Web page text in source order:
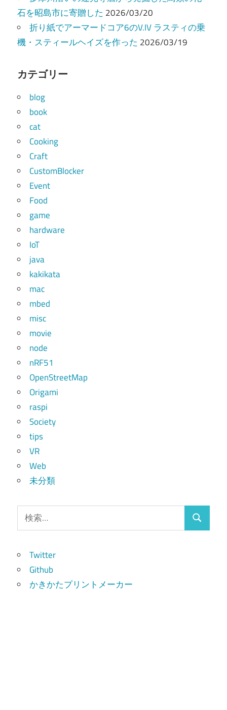
石を昭島市に寄贈した 2026/03/20
折り紙でアーマードコア6のV.IV ラスティの乗
機・スティールヘイズを作った 2026/03/19
カテゴリー
blog
book
cat
Cooking
Craft
CustomBlocker
Event
Food
game
hardware
IoT
java
kakikata
mac
mbed
misc
movie
node
nRF51
OpenStreetMap
Origami
raspi
Society
tips
VR
Web
未分類
索:
検
Twitter
Github
かきかたプリントメーカー